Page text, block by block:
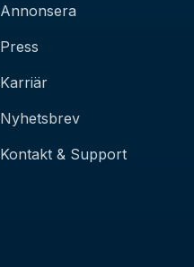
Annonsera
Press
Karriär
Nyhetsbrev
Kontakt & Support